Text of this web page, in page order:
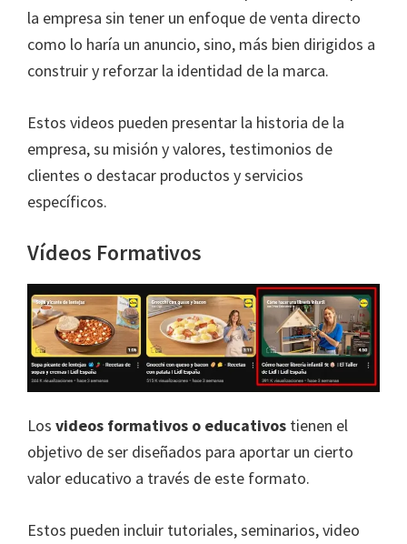
la empresa sin tener un enfoque de venta directo
como lo haría un anuncio, sino, más bien dirigidos a
construir y reforzar la identidad de la marca.
Estos videos pueden presentar la historia de la
empresa, su misión y valores, testimonios de
clientes o destacar productos y servicios
específicos.
Vídeos Formativos
Los videos formativos o educativos tienen el
objetivo de ser diseñados para aportar un cierto
valor educativo a través de este formato.
Estos pueden incluir tutoriales, seminarios, video